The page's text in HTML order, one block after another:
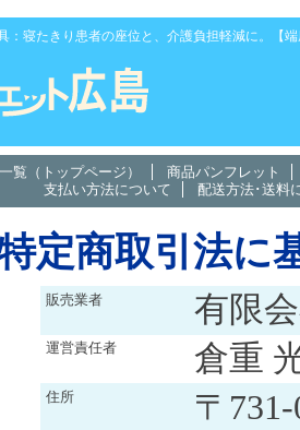
：寝たきり患者の座位と、介護負担軽減に。【
覧（トップページ）
商品パンフレット
支払い方法について
配送方法･送料
定商取引法に
販売業者 有限
運営責任者 倉重
住所
〒